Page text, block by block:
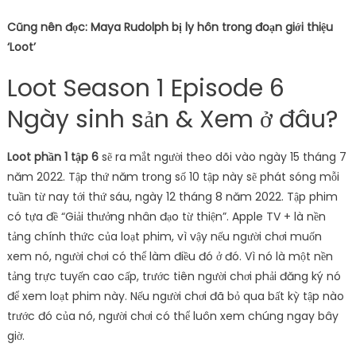
Cũng nên đọc: Maya Rudolph bị ly hôn trong đoạn giới thiệu
‘Loot’
Loot Season 1 Episode 6
Ngày sinh sản & Xem ở đâu?
Loot phần 1 tập 6sẽ ra mắt người theo dõi vào ngày 15 tháng 7
năm 2022. Tập thứ năm trong số 10 tập này sẽ phát sóng mỗi
tuần từ nay tới thứ sáu, ngày 12 tháng 8 năm 2022. Tập phim
có tựa đề “Giải thưởng nhân đạo từ thiện”. Apple TV + là nền
tảng chính thức của loạt phim, vì vậy nếu người chơi muốn
xem nó, người chơi có thể làm điều đó ở đó. Vì nó là một nền
tảng trực tuyến cao cấp, trước tiên người chơi phải đăng ký nó
để xem loạt phim này. Nếu người chơi đã bỏ qua bất kỳ tập nào
trước đó của nó, người chơi có thể luôn xem chúng ngay bây
giờ.